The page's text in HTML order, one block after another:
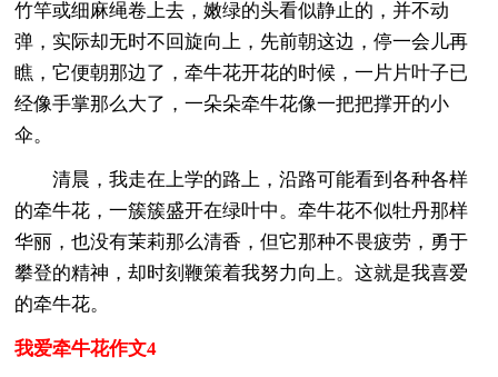
竹竿或细麻绳卷上去，嫩绿的头看似静止的，并不动
弹，实际却无时不回旋向上，先前朝这边，停一会儿再
瞧，它便朝那边了，牵牛花开花的时候，一片片叶子已
经像手掌那么大了，一朵朵牵牛花像一把把撑开的小
伞。
清晨，我走在上学的路上，沿路可能看到各种各样
的牵牛花，一簇簇盛开在绿叶中。牵牛花不似牡丹那样
华丽，也没有茉莉那么清香，但它那种不畏疲劳，勇于
攀登的精神，却时刻鞭策着我努力向上。这就是我喜爱
的牵牛花。
我爱牵牛花作文4